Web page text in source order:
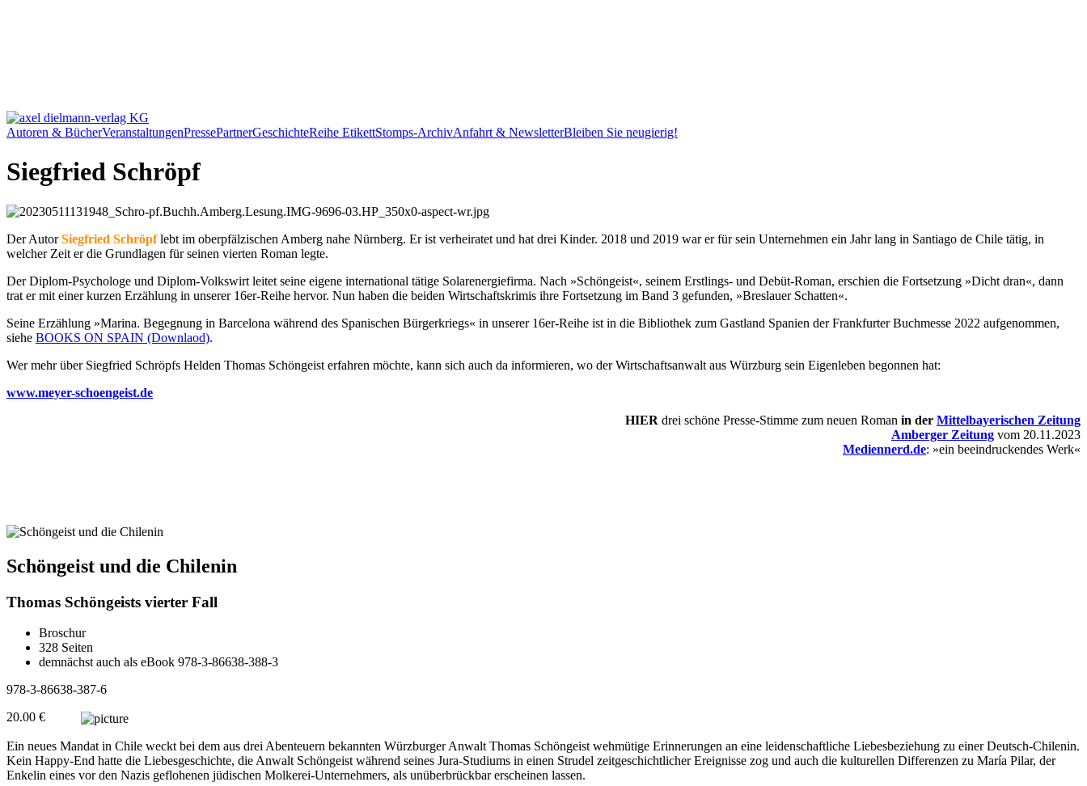
Autoren & BücherVeranstaltungenPressePartnerGeschichteReihe EtikettStomps-ArchivAnfahrt & NewsletterBleiben Sie neugierig!
Siegfried Schröpf
Der AutorSiegfried Schröpflebt im oberpfälzischen Amberg nahe Nürnberg. Er ist verheiratet und hat drei Kinder. 2018 und 2019 war er für sein Unternehmen ein Jahr lang in Santiago de Chile tätig, in
welcher Zeit er die Grundlagen für seinen vierten Roman legte.
Der Diplom-Psychologe und Diplom-Volkswirt leitet seine eigene international tätige Solarenergiefirma. Nach »Schöngeist«, seinem Erstlings- und Debüt-Roman, erschien die Fortsetzung »Dicht dran«, dann
trat er mit einer kurzen Erzählung in unserer 16er-Reihe hervor. Nun haben die beiden Wirtschaftskrimis ihre Fortsetzung im Band 3 gefunden, »Breslauer Schatten«.
Seine Erzählung »Marina. Begegnung in Barcelona während des Spanischen Bürgerkriegs« in unserer 16er-Reihe ist in die Bibliothek zum Gastland Spanien der Frankfurter Buchmesse 2022 aufgenommen,
siehe BOOKS ON SPAIN (Downlaod).
Wer mehr über Siegfried Schröpfs Helden Thomas Schöngeist erfahren möchte, kann sich auch da informieren, wo der Wirtschaftsanwalt aus Würzburg sein Eigenleben begonnen hat:
www.meyer-schoengeist.de
HIER drei schöne Presse-Stimme zum neuen Roman in der Mittelbayerischen Zeitung
Amberger Zeitung vom 20.11.2023
Mediennerd.de: »ein beeindruckendes Werk«
Schöngeist und die Chilenin
Thomas Schöngeists vierter Fall
Broschur
328 Seiten
demnächst auch als eBook 978-3-86638-388-3
978-3-86638-387-6
20.00 €
Ein neues Mandat in Chile weckt bei dem aus drei Abenteuern bekannten Würzburger Anwalt Thomas Schöngeist wehmütige Erinnerungen an eine leidenschaftliche Liebesbeziehung zu einer Deutsch-Chilenin.
Kein Happy-End hatte die Liebesgeschichte, die Anwalt Schöngeist während seines Jura-Studiums in einen Strudel zeitgeschichtlicher Ereignisse zog und auch die kulturellen Differenzen zu María Pilar, der
Enkelin eines vor den Nazis geflohenen jüdischen Molkerei-Unternehmers, als unüberbrückbar erscheinen lassen.